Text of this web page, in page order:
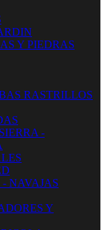
Y PIEDRAS
RASTRILLOS
-
NAVAJAS
Y